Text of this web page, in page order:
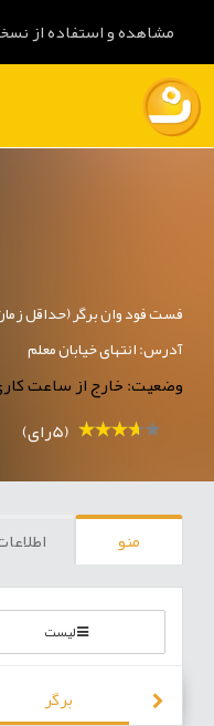
مشاهده و استفاده از
فست فود وان برگر (حداقل زمان
آدرس: انتهای خیابان معلم
وضعیت: خارج از ساعت
(5رای)
منو
لیست
برگر